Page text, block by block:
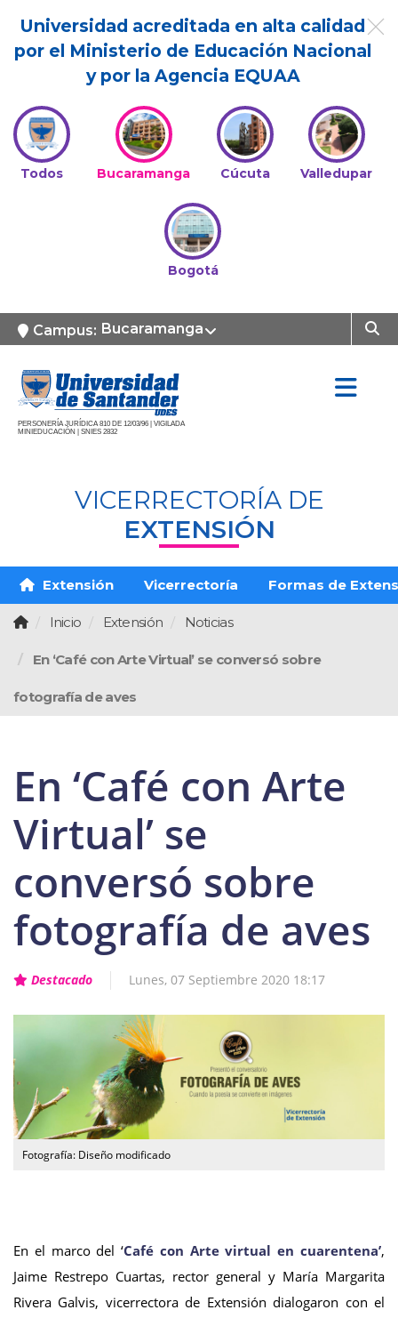
Universidad acreditada en alta calidad
por el Ministerio de Educación Nacional
y por la Agencia EQUAA
Todos Bucaramanga Cúcuta Valledupar
Bogotá
Campus: Bucaramanga
PERSONERÍA JURÍDICA 810 DE 12/03/96 | VIGILADA
MINIEDUCACIÓN | SNIES 2832
VICERRECTORÍA DE
EXTENSIÓN
Extensión Vicerrectoría Formas de
Inicio Extensión Noticias
En ‘Café con Arte Virtual’ se conversó sobre
fotografía de aves
En ‘Café con Arte
Virtual’ se
conversó sobre
fotografía de aves
Destacado Lunes, 07 Septiembre 2020 18:17
Fotografía: Diseño modificado
En el marco del ‘Café con Arte virtual en cuarentena’,
Jaime Restrepo Cuartas, rector general y María Margarita
Rivera Galvis, vicerrectora de Extensión dialogaron con el